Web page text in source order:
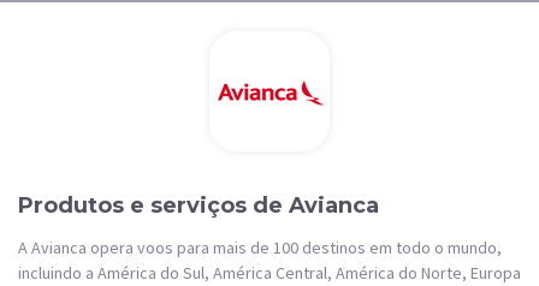
Produtos e serviços de Avianca
A Avianca opera voos para mais de 100 destinos em todo o mundo,
incluindo a América do Sul, América Central, América do Norte, Europa